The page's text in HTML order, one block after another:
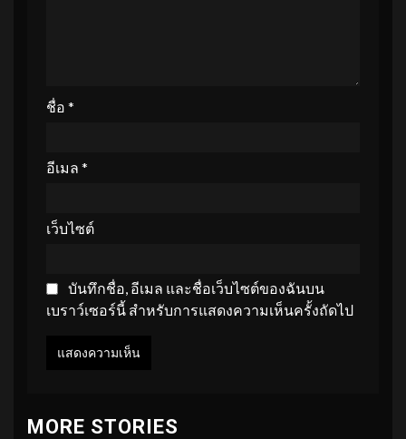
ชื่อ *
อีเมล *
เว็บไซต์
บันทึกชื่อ, อีเมล และชื่อเว็บไซต์ของฉันบน
เบราว์เซอร์นี้ สำหรับการแสดงความเห็นครั้งถัดไป
MORE STORIES